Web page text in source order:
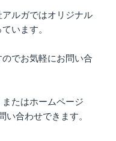
ルガではオリジナル
います。
でお気軽にお問い合
たはホームページ
い合わせできます。